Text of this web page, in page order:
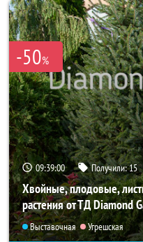
-50%
09:38:58 Получили:15
Хвойные, плодовые,
растения от ТД Diamond
Выставочная Угрешская